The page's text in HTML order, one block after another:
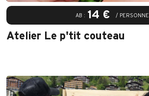
AB : 14 € / PERSONNE
Atelier Le p'tit couteau